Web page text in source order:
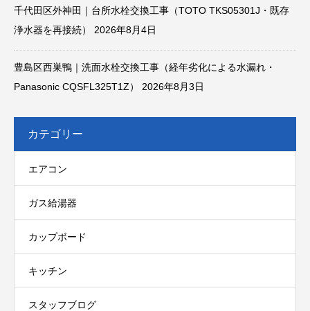
千代田区外神田｜台所水栓交換工事（TOTO TKS05301J・既存
浄水器を再接続）
2026年8月4日
豊島区西巣鴨｜洗面水栓交換工事（経年劣化による水漏れ・
Panasonic CQSFL325T1Z）
2026年8月3日
カテゴリー
エアコン
ガス給湯器
カップボード
キッチン
スタッフブログ